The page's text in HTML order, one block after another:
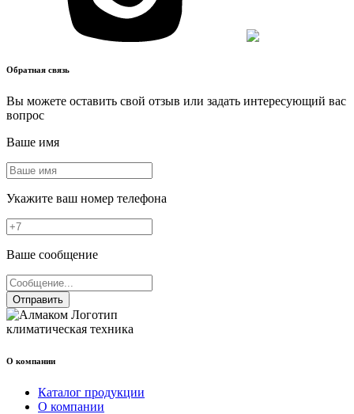
Обратная связь
Вы можете оставить свой отзыв или задать интересующий вас
вопрос
Ваше имя
Укажите ваш номер телефона
Ваше сообщение
Отправить
климатическая техника
О компании
Каталог продукции
О компании